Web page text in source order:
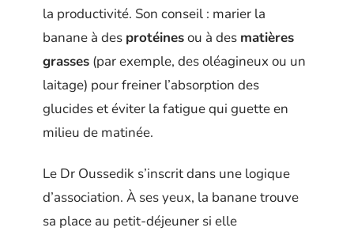
la productivité. Son conseil : marier la
banane à des protéinesou à des matières
grasses (par exemple, des oléagineux ou un
laitage) pour freiner l’absorption des
glucides et éviter la fatigue qui guette en
milieu de matinée.
Le Dr Oussedik s’inscrit dans une logique
d’association. À ses yeux, la banane trouve
sa place au petit-déjeuner si elle